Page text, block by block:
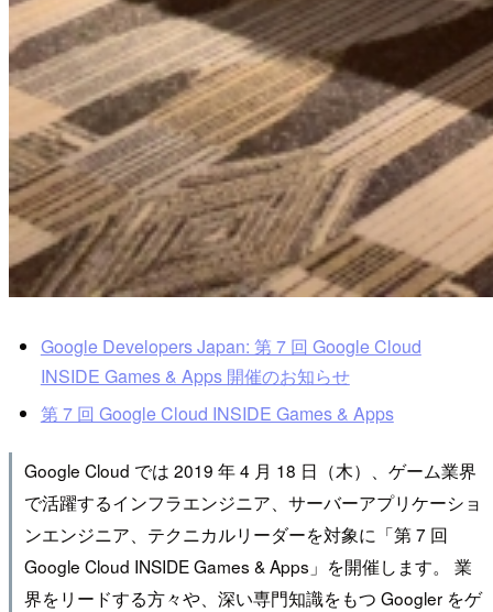
Google Developers Japan: 第 7 回 Google Cloud
INSIDE Games & Apps 開催のお知らせ
第 7 回 Google Cloud INSIDE Games & Apps
Google Cloud では 2019 年 4 月 18 日（木）、ゲーム業界
で活躍するインフラエンジニア、サーバーアプリケーショ
ンエンジニア、テクニカルリーダーを対象に「第 7 回
Google Cloud INSIDE Games & Apps」を開催します。 業
界をリードする方々や、深い専門知識をもつ Googler をゲ